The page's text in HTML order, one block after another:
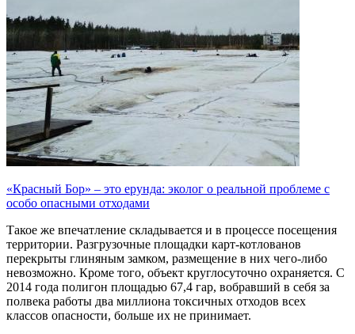
«Красный Бор» – это ерунда: эколог о реальной проблеме с
особо опасными отходами
Такое же впечатление складывается и в процессе посещения
территории. Разгрузочные площадки карт-котлованов
перекрыты глиняным замком, размещение в них чего-либо
невозможно. Кроме того, объект круглосуточно охраняется. С
2014 года полигон площадью 67,4 гар, вобравший в себя за
полвека работы два миллиона токсичных отходов всех
классов опасности, больше их не принимает.